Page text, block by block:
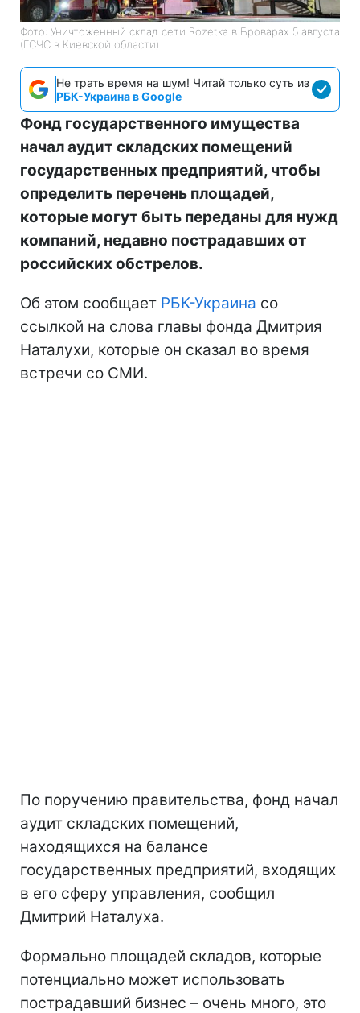
Фото: Уничтоженный склад сети Rozetka в Броварах 5 августа
(ГСЧС в Киевской области)
Не трать время на шум! Читай только суть из
РБК-Украина в Google
Фонд государственного имущества
начал аудит складских помещений
государственных предприятий, чтобы
определить перечень площадей,
которые могут быть переданы для нужд
компаний, недавно пострадавших от
российских обстрелов.
Об этом сообщает РБК-Украина со
ссылкой на слова главы фонда Дмитрия
Наталухи, которые он сказал во время
встречи со СМИ.
По поручению правительства, фонд начал
аудит складских помещений,
находящихся на балансе
государственных предприятий, входящих
в его сферу управления, сообщил
Дмитрий Наталуха.
Формально площадей складов, которые
потенциально может использовать
пострадавший бизнес – очень много, это